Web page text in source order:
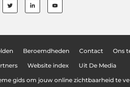
Beroemdheden Contact Ons
Website index Uit De Media
gids om jouw online zichtbaarheid te